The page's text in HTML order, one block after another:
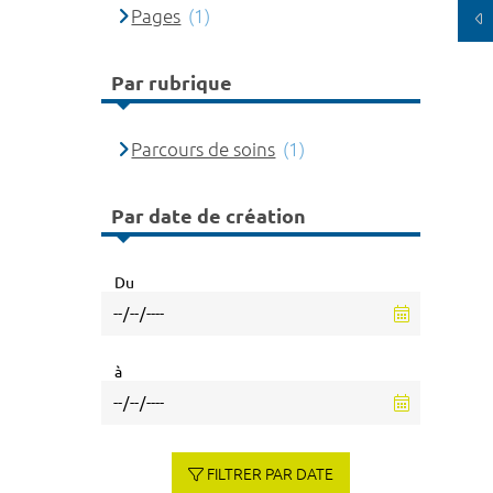
Pages (1)
Par rubrique
Parcours de soins (1)
Par date de création
Du
à
FILTRER PAR DATE